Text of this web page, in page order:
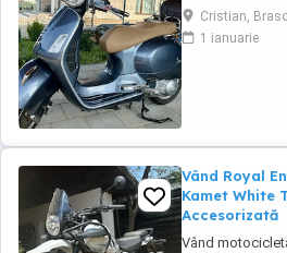
(montat 2026),
prelungitor
Bitubo si frane
Cristian,
1 ianuarie
Vând Royal
Kamet White
Accesorizată
Vând